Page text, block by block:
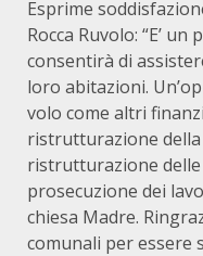
Esprime
Rocca Ruvolo: “E’
consentirà di
loro abitazioni.
volo come altri
ristrutturazione
ristrutturazione
prosecuzione dei
chiesa Madre.
comunali per essere